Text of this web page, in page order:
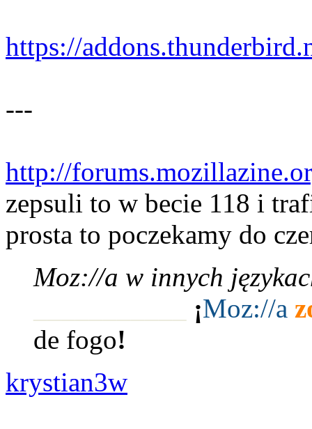
https://
---
http://
zepsuli to w becie 118 i
prosta to poczekamy do
Moz://a w innych
¡Moz://a
de fogo!
krystian3w